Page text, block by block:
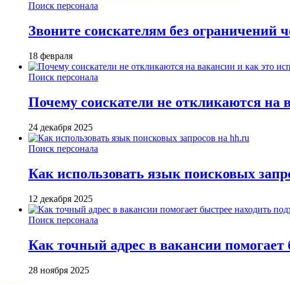
Поиск персонала
Звоните соискателям без ограничений
18 февраля
Поиск персонала
Почему соискатели не откликаются на
24 декабря 2025
Поиск персонала
Как использовать язык поисковых
12 декабря 2025
Поиск персонала
Как точный адрес в вакансии помогает
28 ноября 2025